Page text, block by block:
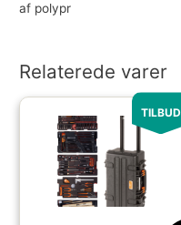
af polypr
Relaterede varer
TILBUD